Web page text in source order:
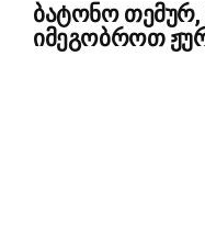
ბატონო
იმეგობროთ